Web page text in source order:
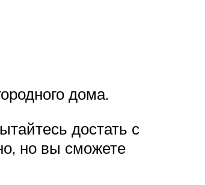
дома.
достать с
но вы сможете